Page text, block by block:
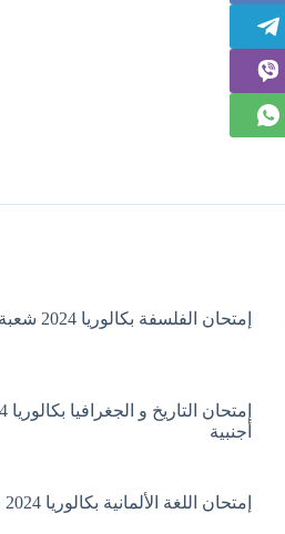
إمتحان الفلسفة بكالوريا 2024 شعبة لغات أجنبية
أجنبية
إمتحان اللغة الألمانية بكالوريا 2024 شعبة لغات أجنبية